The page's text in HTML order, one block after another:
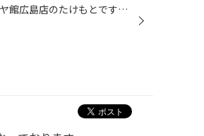
こんにちは♪ 広島県広島市安佐南区の八木にあります タイヤ館広島店のたけもとです！ 最近は、ホント暑くて… 若干、暑さにヤラレますね 会社のスタッフが衣替えはいつかいね？ って言ってますw そして、今は黄砂が来てますね 私は、目が痒いです 喉も、若干カスれる事もあり 聞き辛い声ですいません...